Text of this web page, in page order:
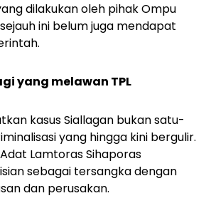
dilakukan oleh pihak Ompu
ini belum juga mendapat
yang melawan TPL
kasus Siallagan bukan satu-
yang hingga kini bergulir.
Lamtoras Sihaporas
sebagai tersangka dengan
dan perusakan.